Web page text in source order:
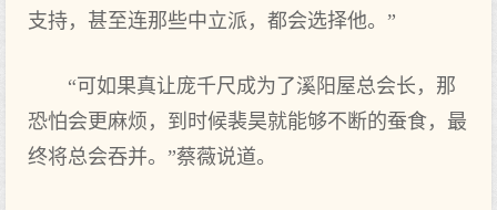
支持，甚至连那些中立派，都会选择他。”
“可如果真让庞千尺成为了溪阳屋总会长，那
恐怕会更麻烦，到时候裴昊就能够不断的蚕食，最
终将总会吞并。”蔡薇说道。